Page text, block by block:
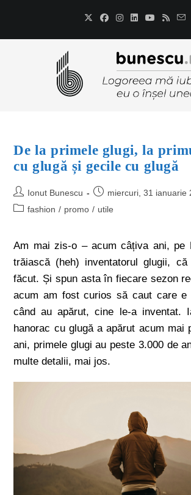
De la primele glugi, la
cu glugă și gecile cu glugă
Ionut Bunescu
miercuri, 31 ianuarie
fashion / promo / utile
Am mai zis-o – acum câțiva ani, pe
trăiască (heh) inventatorul glugii,
făcut. Și spun asta în fiecare sezon
acum am fost curios să caut care e
când au apărut, cine le-a inventat.
hanorac cu glugă a apărut acum mai
ani, primele glugi au peste 3.000 de
multe detalii, mai jos.